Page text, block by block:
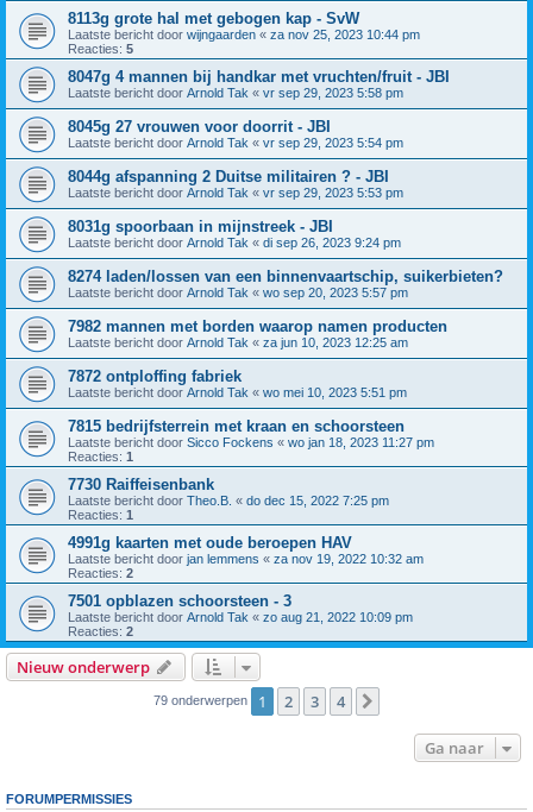
8113g grote hal met gebogen kap - SvW
Laatste bericht door wijngaarden « za nov 25, 2023 10:44 pm
Reacties: 5
8047g 4 mannen bij handkar met vruchten/fruit - JBI
Laatste bericht door Arnold Tak « vr sep 29, 2023 5:58 pm
8045g 27 vrouwen voor doorrit - JBI
Laatste bericht door Arnold Tak « vr sep 29, 2023 5:54 pm
8044g afspanning 2 Duitse militairen ? - JBI
Laatste bericht door Arnold Tak « vr sep 29, 2023 5:53 pm
8031g spoorbaan in mijnstreek - JBI
Laatste bericht door Arnold Tak « di sep 26, 2023 9:24 pm
8274 laden/lossen van een binnenvaartschip, suikerbieten?
Laatste bericht door Arnold Tak « wo sep 20, 2023 5:57 pm
7982 mannen met borden waarop namen producten
Laatste bericht door Arnold Tak « za jun 10, 2023 12:25 am
7872 ontploffing fabriek
Laatste bericht door Arnold Tak « wo mei 10, 2023 5:51 pm
7815 bedrijfsterrein met kraan en schoorsteen
Laatste bericht door Sicco Fockens « wo jan 18, 2023 11:27 pm
Reacties: 1
7730 Raiffeisenbank
Laatste bericht door Theo.B. « do dec 15, 2022 7:25 pm
Reacties: 1
4991g kaarten met oude beroepen HAV
Laatste bericht door jan lemmens « za nov 19, 2022 10:32 am
Reacties: 2
7501 opblazen schoorsteen - 3
Laatste bericht door Arnold Tak « zo aug 21, 2022 10:09 pm
Reacties: 2
Nieuw onderwerp
79 onderwerpen 1 2 3 4
Ga naar
FORUMPERMISSIES